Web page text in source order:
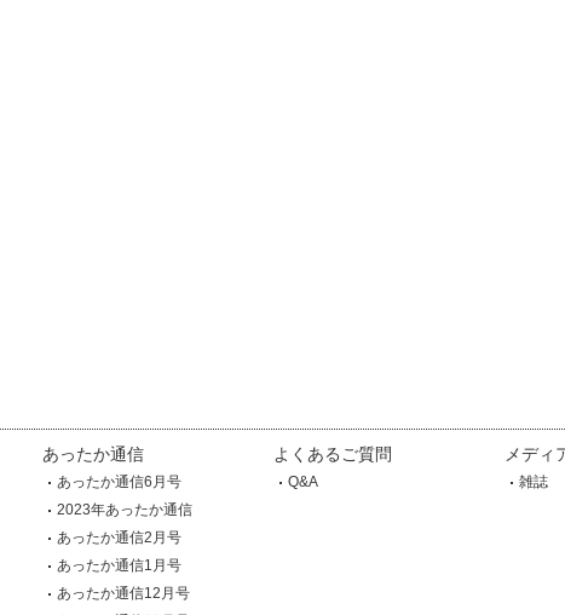
あったか通信
あったか通信6月号
2023年あったか通信
あったか通信2月号
あったか通信1月号
あったか通信12月号
よくあるご質問
Q&A
メディ
雑誌